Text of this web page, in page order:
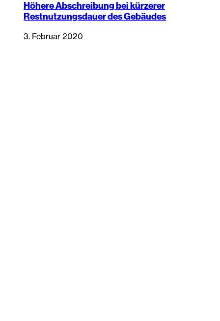
Höhere Abschreibung bei kürzerer
Restnutzungsdauer des Gebäudes
3. Februar 2020